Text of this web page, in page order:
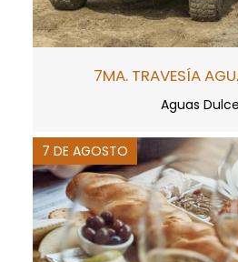
7MA. TRAVESÍA
Aguas
7 DE AGOSTO